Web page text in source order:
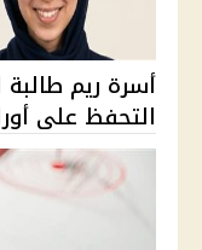
التحفظ على